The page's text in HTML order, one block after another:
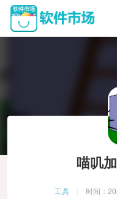
喵叽
工具 时间：